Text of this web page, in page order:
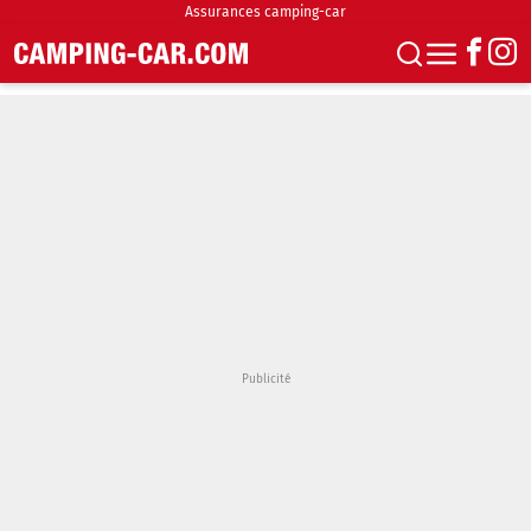
Assurances camping-car